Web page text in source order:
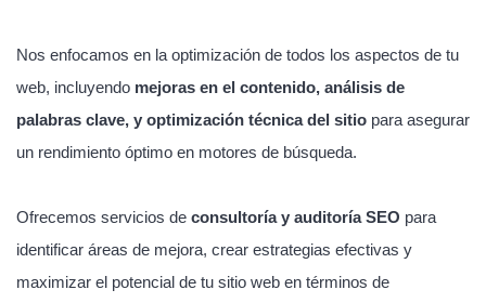
Nos enfocamos en la optimización de todos los aspectos de tu
web, incluyendo mejoras en el contenido, análisis de
palabras clave, y optimización técnica del sitio para asegurar
un rendimiento óptimo en motores de búsqueda.
Ofrecemos servicios de consultoría y auditoría SEO para
identificar áreas de mejora, crear estrategias efectivas y
maximizar el potencial de tu sitio web en términos de